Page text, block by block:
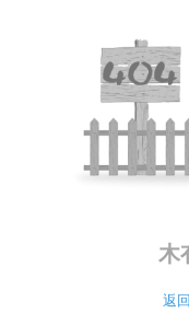
木
返